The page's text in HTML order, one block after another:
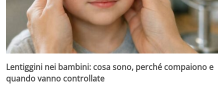
Lentiggini nei bambini: cosa sono, perché compaiono e
quando vanno controllate